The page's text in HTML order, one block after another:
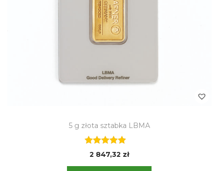
5 g złota sztabka LBMA
2 847,32 zł